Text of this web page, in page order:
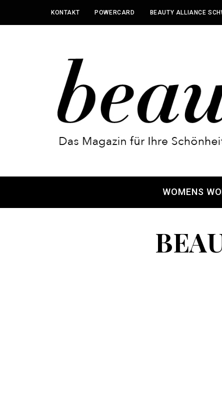
KONTAKT POWERCARD BEAUTY ALLIANCE
WOMENS